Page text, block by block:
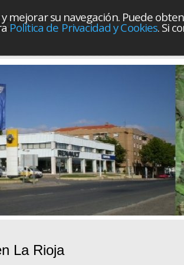
mejorar su navegación. Puede
Política de Privacidad y Cookies. Si
La Rioja